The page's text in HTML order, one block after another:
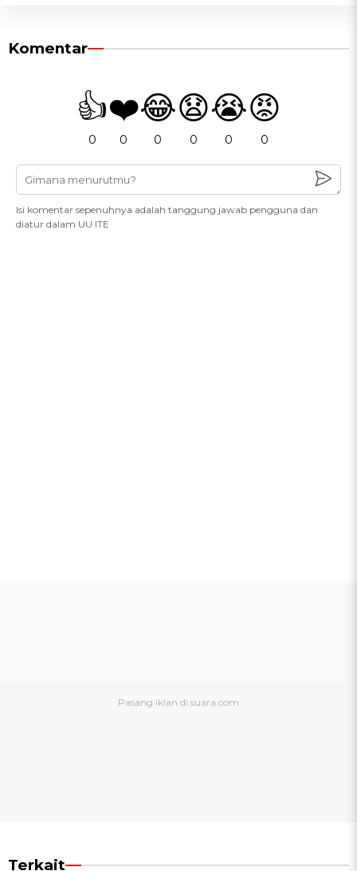
Komentar
👍
0
❤️
0
😂
0
😧
0
😭
0
😡
0
Isi komentar sepenuhnya adalah tanggung jawab pengguna dan
diatur dalam UU ITE
Terkait